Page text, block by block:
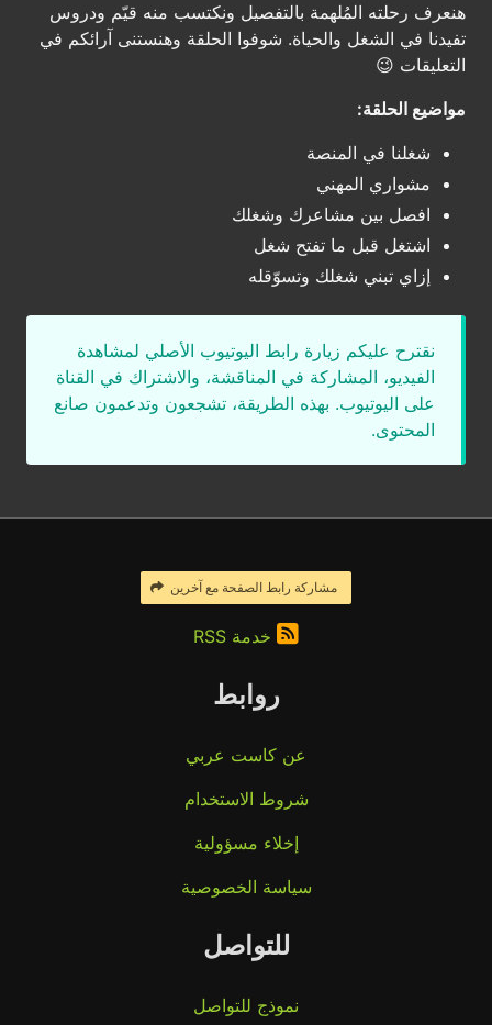
هنعرف رحلته المُلهمة بالتفصيل ونكتسب منه قيّم ودروس
تفيدنا في الشغل والحياة. شوفوا الحلقة وهنستنى آرائكم في
التعليقات 😉
مواضيع الحلقة:
شغلنا في المنصة
مشواري المهني
افصل بين مشاعرك وشغلك
اشتغل قبل ما تفتح شغل
إزاي تبني شغلك وتسوّقله
نقترح عليكم زيارة رابط اليوتيوب الأصلي لمشاهدة
الفيديو، المشاركة في المناقشة، والاشتراك في القناة
على اليوتيوب. بهذه الطريقة، تشجعون وتدعمون صانع
المحتوى.
مشاركة رابط الصفحة مع آخرين
خدمة RSS
روابط
عن كاست عربي
شروط الاستخدام
إخلاء مسؤولية
سياسة الخصوصية
للتواصل
نموذج للتواصل